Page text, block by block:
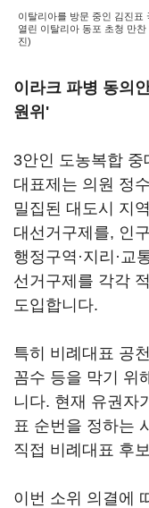
이탈리아를 방문 중인 김진표
열린 이탈리아 동포 초청 만
진)
이라크 파병 동의
원위'
3안인 도농복합 중
대표제는 의원 정
밀집된 대도시 지
대선거구제를, 인
행정구역·지리·교
선거구제를 각각
도입합니다.
특히 비례대표 공
꼼수 등을 막기 위
니다. 현재 유권자
표 순번을 정하는
직접 비례대표 후
이번 소위 의결에